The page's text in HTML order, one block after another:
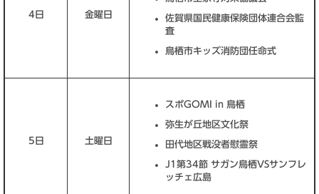
4日 金曜日
佐賀県国民健康保険団体連合会監
査
鳥栖市キッズ消防団任命式
5日 土曜日
スポGOMI in 鳥栖
弥生が丘地区文化祭
田代地区戦没者慰霊祭
J1第34節 サガン鳥栖VSサンフレ
ッチェ広島